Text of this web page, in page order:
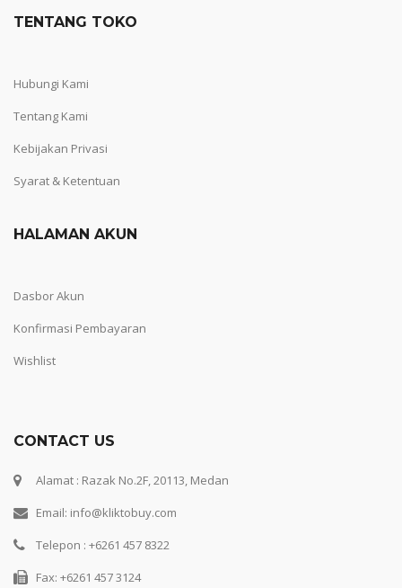
TENTANG TOKO
Hubungi Kami
Tentang Kami
Kebijakan Privasi
Syarat & Ketentuan
HALAMAN AKUN
Dasbor Akun
Konfirmasi Pembayaran
Wishlist
CONTACT US
Alamat : Razak No.2F, 20113, Medan
Email: info@kliktobuy.com
Telepon : +6261 457 8322
Fax: +6261 457 3124